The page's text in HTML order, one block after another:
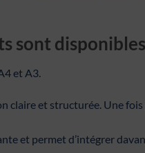
sont
et A3.
claire et structurée. Une
et permet d’intégrer